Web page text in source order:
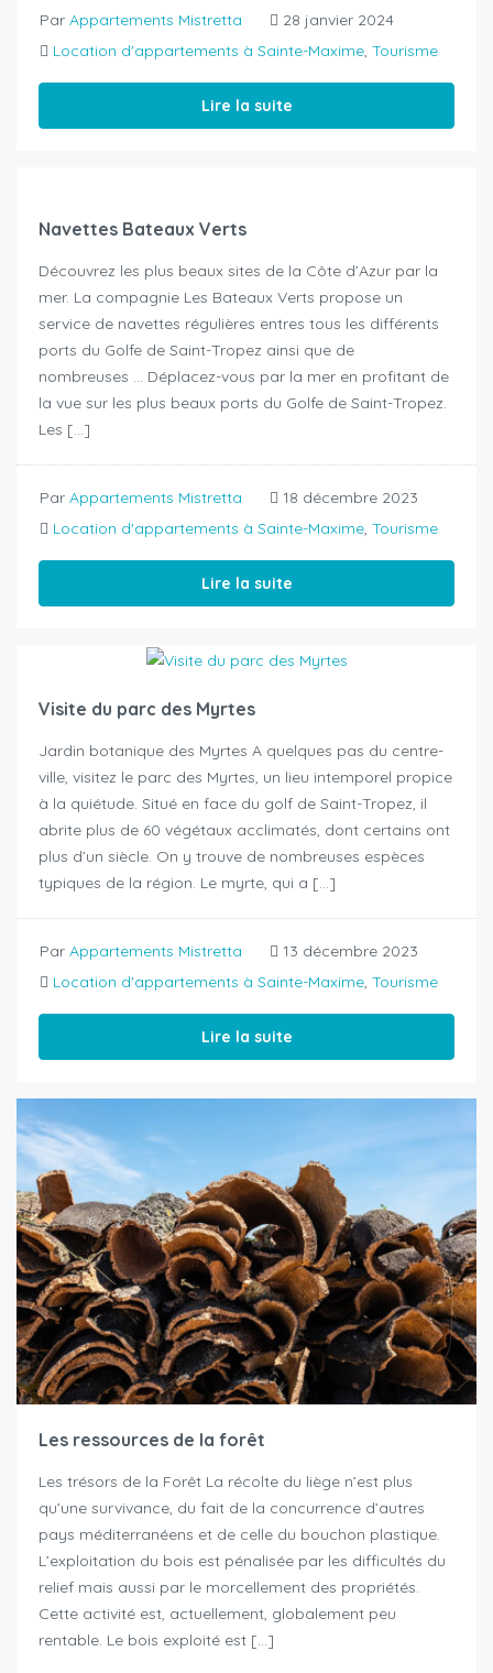
Par Appartements Mistretta
28 janvier 2024
Location d'appartements à Sainte-Maxime, Tourisme
Lire la suite
Navettes Bateaux Verts
Découvrez les plus beaux sites de la Côte d’Azur par la
mer. La compagnie Les Bateaux Verts propose un
service de navettes régulières entres tous les différents
ports du Golfe de Saint-Tropez ainsi que de
nombreuses … Déplacez-vous par la mer en profitant de
la vue sur les plus beaux ports du Golfe de Saint-Tropez.
Les […]
Par Appartements Mistretta
18 décembre 2023
Location d'appartements à Sainte-Maxime, Tourisme
Lire la suite
Visite du parc des Myrtes
Jardin botanique des Myrtes A quelques pas du centre-
ville, visitez le parc des Myrtes, un lieu intemporel propice
à la quiétude. Situé en face du golf de Saint-Tropez, il
abrite plus de 60 végétaux acclimatés, dont certains ont
plus d’un siècle. On y trouve de nombreuses espèces
typiques de la région. Le myrte, qui a […]
Par Appartements Mistretta
13 décembre 2023
Location d'appartements à Sainte-Maxime Tourisme
Lire la suite
Les ressources de la forêt
Les trésors de la Forêt La récolte du liège n’est plus
qu’une survivance, du fait de la concurrence d’autres
pays méditerranéens et de celle du bouchon plastique.
L’exploitation du bois est pénalisée par les difficultés du
relief mais aussi par le morcellement des propriétés.
Cette activité est, actuellement, globalement peu
rentable. Le bois exploité est […]